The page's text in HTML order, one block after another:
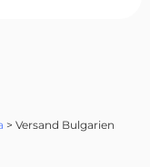
> Versand Bulgarien